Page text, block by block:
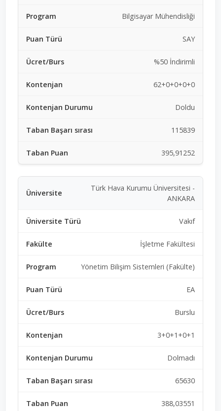
Bilgisayar Mühendisliği
SAY
%50 İndirimli
62+0+0+0+0
Doldu
115839
395,91252
Türk Hava Kurumu Üniversitesi -
ANKARA
Vakıf
İşletme Fakültesi
Yönetim Bilişim Sistemleri (Fakülte)
EA
Burslu
3+0+1+0+1
Dolmadı
65630
388,03551